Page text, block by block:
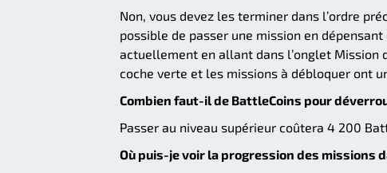
Non, vous devez les terminer dans l’ordre
possible de passer une mission en
actuellement en allant dans l’onglet Mission
coche verte et les missions à débloquer ont
Combien faut-il de BattleCoins pour
Passer au niveau supérieur coûtera 4 200
Où puis-je voir la progression des missions